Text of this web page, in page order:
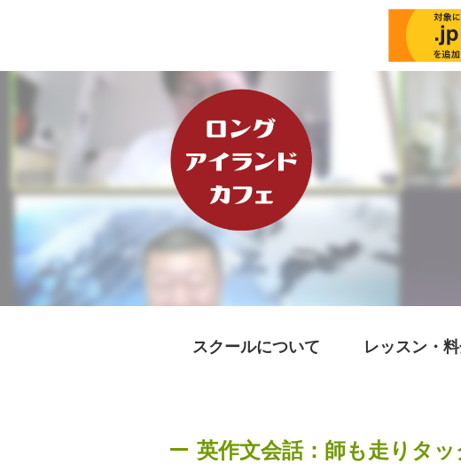
スクールについて レッスン・
英作文会話：師も走りタッ